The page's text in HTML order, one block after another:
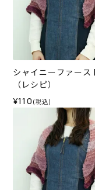
シャイニーファース
（レシピ）
¥110 (税込)